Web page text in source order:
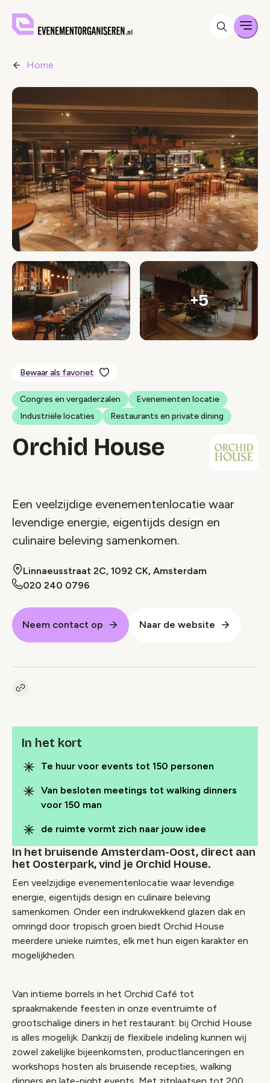
Home
+5
Bewaar als favoriet
Congres en vergaderzalen
Evenementen locatie
Industriële locaties
Restaurants en private dining
Orchid House
Een veelzijdige evenementenlocatie waar
levendige energie, eigentijds design en
culinaire beleving samenkomen.
Linnaeusstraat 2C, 1092 CK, Amsterdam
020 240 0796
Neem contact op Naar de website
Kopieer link naar pagina
In het kort
Te huur voor events tot 150 personen
Van besloten meetings tot walking dinners
voor 150 man
de ruimte vormt zich naar jouw idee
In het bruisende Amsterdam-Oost, direct aan
het Oosterpark, vind je Orchid House.
Een veelzijdige evenementenlocatie waar levendige
energie, eigentijds design en culinaire beleving
samenkomen. Onder een indrukwekkend glazen dak en
omringd door tropisch groen biedt Orchid House
meerdere unieke ruimtes, elk met hun eigen karakter en
mogelijkheden.
Van intieme borrels in het Orchid Café tot
spraakmakende feesten in onze eventruimte of
grootschalige diners in het restaurant: bij Orchid House
is alles mogelijk. Dankzij de flexibele indeling kunnen wij
zowel zakelijke bijeenkomsten, productlanceringen en
workshops hosten als bruisende recepties, walking